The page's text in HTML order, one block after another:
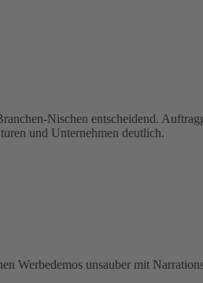
Nischen entscheidend.
und Unternehmen deutlich.
Werbedemos unsauber mit